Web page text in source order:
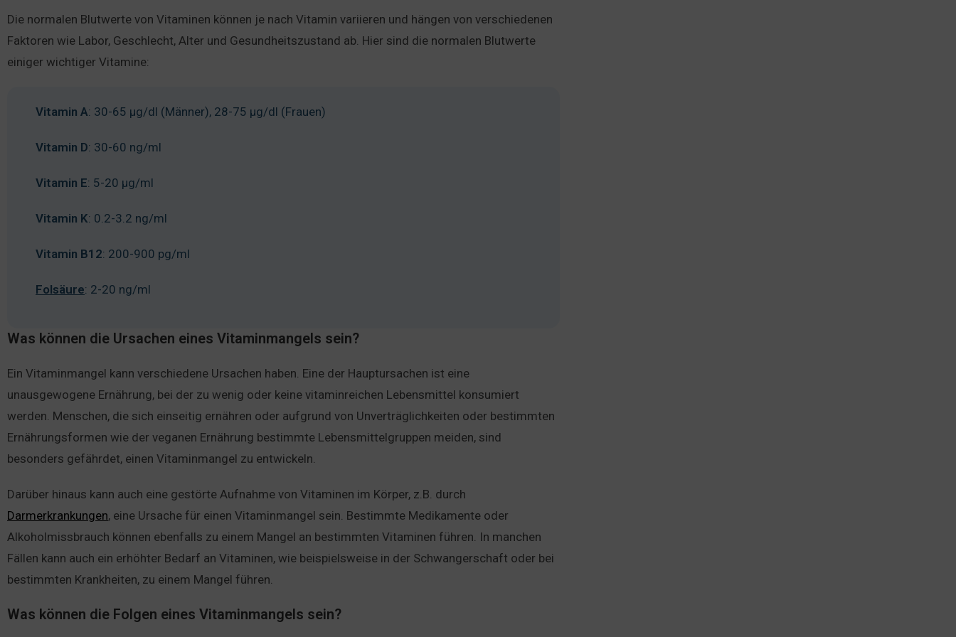
Die normalen Blutwerte von Vitaminen können je nach Vitamin variieren und hängen von verschiedenen
Faktoren wie Labor, Geschlecht, Alter und Gesundheitszustand ab. Hier sind die normalen Blutwerte
einiger wichtiger Vitamine:
Vitamin A: 30-65 μg/dl (Männer), 28-75 μg/dl (Frauen)
Vitamin D: 30-60 ng/ml
Vitamin E: 5-20 μg/ml
Vitamin K: 0.2-3.2 ng/ml
Vitamin B12: 200-900 pg/ml
Folsäure: 2-20 ng/ml
Was können die Ursachen eines Vitaminmangels sein?
Ein Vitaminmangel kann verschiedene Ursachen haben. Eine der Hauptursachen ist eine
unausgewogene Ernährung, bei der zu wenig oder keine vitaminreichen Lebensmittel konsumiert
werden. Menschen, die sich einseitig ernähren oder aufgrund von Unverträglichkeiten oder bestimmten
Ernährungsformen wie der veganen Ernährung bestimmte Lebensmittelgruppen meiden, sind
besonders gefährdet, einen Vitaminmangel zu entwickeln.
Darüber hinaus kann auch eine gestörte Aufnahme von Vitaminen im Körper, z.B. durch
Darmerkrankungen, eine Ursache für einen Vitaminmangel sein. Bestimmte Medikamente oder
Alkoholmissbrauch können ebenfalls zu einem Mangel an bestimmten Vitaminen führen. In manchen
Fällen kann auch ein erhöhter Bedarf an Vitaminen, wie beispielsweise in der Schwangerschaft oder bei
bestimmten Krankheiten, zu einem Mangel führen.
Was können die Folgen eines Vitaminmangels sein?